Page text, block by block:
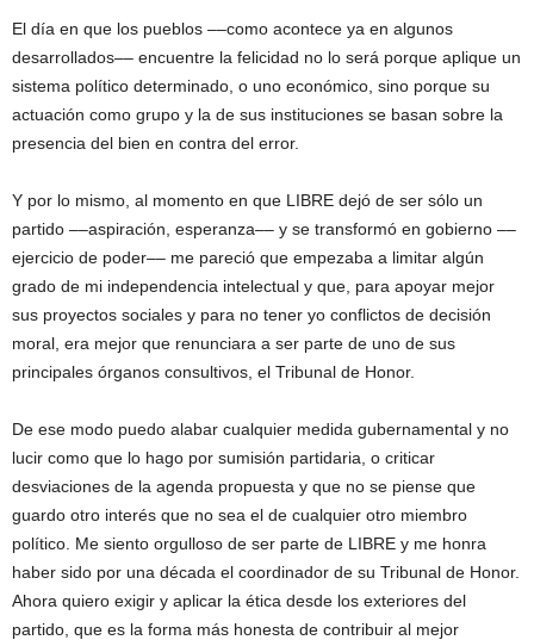
El día en que los pueblos ––como acontece ya en algunos
desarrollados–– encuentre la felicidad no lo será porque aplique un
sistema político determinado, o uno económico, sino porque su
actuación como grupo y la de sus instituciones se basan sobre la
presencia del bien en contra del error.
Y por lo mismo, al momento en que LIBRE dejó de ser sólo un
partido ––aspiración, esperanza–– y se transformó en gobierno ––
ejercicio de poder–– me pareció que empezaba a limitar algún
grado de mi independencia intelectual y que, para apoyar mejor
sus proyectos sociales y para no tener yo conflictos de decisión
moral, era mejor que renunciara a ser parte de uno de sus
principales órganos consultivos, el Tribunal de Honor.
De ese modo puedo alabar cualquier medida gubernamental y no
lucir como que lo hago por sumisión partidaria, o criticar
desviaciones de la agenda propuesta y que no se piense que
guardo otro interés que no sea el de cualquier otro miembro
político. Me siento orgulloso de ser parte de LIBRE y me honra
haber sido por una década el coordinador de su Tribunal de Honor.
Ahora quiero exigir y aplicar la ética desde los exteriores del
partido, que es la forma más honesta de contribuir al mejor